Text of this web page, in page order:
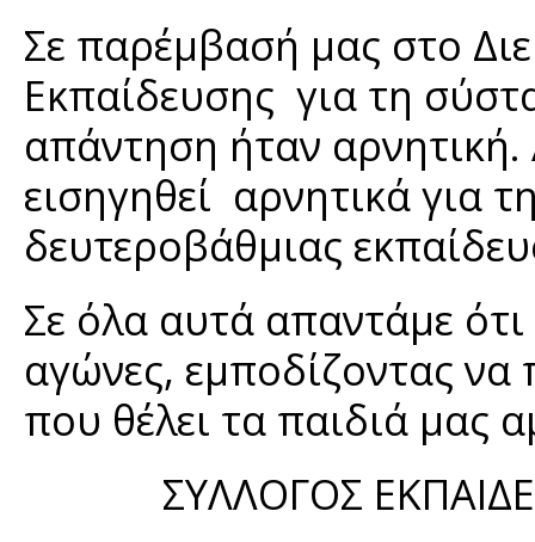
Σε παρέμβασή μας στο
Εκπαίδευσης για τη
απάντηση ήταν
εισηγηθεί αρνητικά για
δευτεροβάθμιας
Σε όλα αυτά απαντάμε
αγώνες, εμποδίζοντας να
που θέλει τα παιδιά μας
ΣΥΛΛΟΓΟΣ